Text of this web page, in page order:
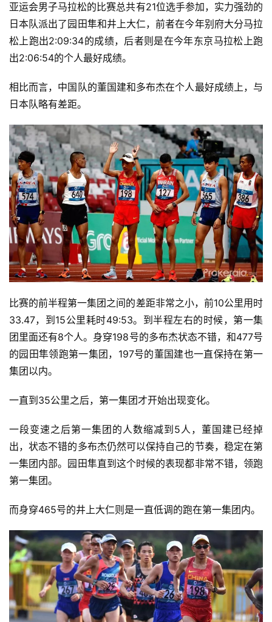
亚运会男子马拉松的比赛总共有21位选手参加，实力强劲的
日本队派出了园田隼和井上大仁，前者在今年别府大分马拉
松上跑出2:09:34的成绩，后者则是在今年东京马拉松上跑
出2:06:54的个人最好成绩。
相比而言，中国队的董国建和多布杰在个人最好成绩上，与
日本队略有差距。
比赛的前半程第一集团之间的差距非常之小，前10公里用时
33.47，到15公里耗时49:53。到半程左右的时候，第一集
团里面还有8个人。身穿198号的多布杰状态不错，和477号
的园田隼领跑第一集团，197号的董国建也一直保持在第一
集团以内。
一直到35公里之后，第一集团才开始出现变化。
一段变速之后第一集团的人数缩减到5人，董国建已经掉
出，状态不错的多布杰仍然可以保持自己的节奏，稳定在第
一集团内部。园田隼直到这个时候的表现都非常不错，领跑
第一集团。
而身穿465号的井上大仁则是一直低调的跑在第一集团内。